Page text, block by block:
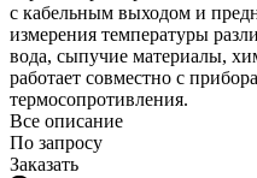
с кабельным выходом и
измерения температуры
вода, сыпучие материалы,
работает совместно с
термосопротивления.
Все описание
По запросу
Заказать